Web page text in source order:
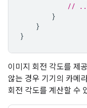
//
}
}
}
이미지 회전 각도를 제
않는 경우 기기의 카메
회전 각도를 계산할 수